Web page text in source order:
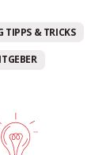
TIPPS & TRICKS